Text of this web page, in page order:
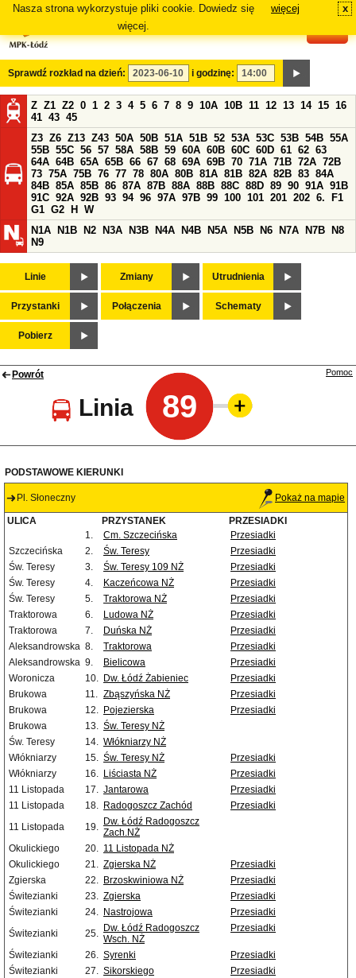
Nasza strona wykorzystuje pliki cookie. Dowiedz się
więcej.
więcej x
Sprawdź rozkład na dzień: i godzinę:
Z Z1 Z2 0 1 2 3 4 5 6 7 8 9 10A 10B 11 12 13 14 15 16
41 43 45
Z3 Z6 Z13 Z43 50A 50B 51A 51B 52 53A 53C 53B 54B 55A
55B 55C 56 57 58A 58B 59 60A 60B 60C 60D 61 62 63
64A 64B 65A 65B 66 67 68 69A 69B 70 71A 71B 72A 72B
73 75A 75B 76 77 78 80A 80B 81A 81B 82A 82B 83 84A
84B 85A 85B 86 87A 87B 88A 88B 88C 88D 89 90 91A 91B
91C 92A 92B 93 94 96 97A 97B 99 100 101 201 202 6.
F1
G1 G2 H
W
N1A
N1B N2 N3A N3B N4A N4B N5A N5B N6 N7A N7B
N8
N9
Linie Zmiany Utrudnienia
Przystanki Połączenia Schematy
Pobierz
Powrót
Linia 89
Pomoc
PODSTAWOWE KIERUNKI
Pl. Słoneczny Pokaż na mapie
ULICA PRZYSTANEK
PRZESIADKI
1.
Cm. Szczecińska
Przesiadki
Szczecińska
2. Św. Teresy
Przesiadki
Św. Teresy
3. Św. Teresy 109 NŻ
Przesiadki
Św. Teresy
4. Kaczeńcowa NŻ
Przesiadki
Św. Teresy
5. Traktorowa NŻ
Przesiadki
Traktorowa
6. Ludowa NŻ
Przesiadki
Traktorowa
7. Duńska NŻ
Przesiadki
Aleksandrowska 8. Traktorowa
Przesiadki
Aleksandrowska 9. Bielicowa
Przesiadki
Woronicza
10. Dw. Łódź Żabieniec
Przesiadki
Brukowa
11. Zbąszyńska NŻ
Przesiadki
Brukowa
12. Pojezierska
Przesiadki
Brukowa
13. Św. Teresy NŻ
Św. Teresy
14. Włókniarzy NŻ
Włókniarzy
15. Św. Teresy NŻ
Przesiadki
Włókniarzy
16. Liściasta NŻ
Przesiadki
11 Listopada
17. Jantarowa
Przesiadki
11 Listopada
18. Radogoszcz Zachód
Przesiadki
11 Listopada
19. Dw. Łódź Radogoszcz
Zach.NŻ
Okulickiego
20. 11 Listopada NŻ
Okulickiego
21. Zgierska NŻ
Przesiadki
Zgierska
22. Brzoskwiniowa NŻ
Przesiadki
Świtezianki
23. Zgierska
Przesiadki
Świtezianki
24. Nastrojowa
Przesiadki
Świtezianki
25. Dw. Łódź Radogoszcz
Wsch. NŻ
Przesiadki
Świtezianki 26. Syrenki
Przesiadki
Świtezianki
27. Sikorskiego
Przesiadki